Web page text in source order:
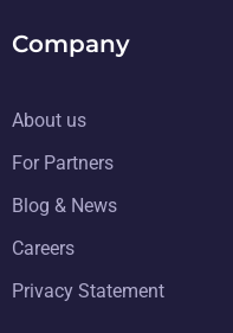
Company
About us
For Partners
Blog & News
Careers
Privacy Statement